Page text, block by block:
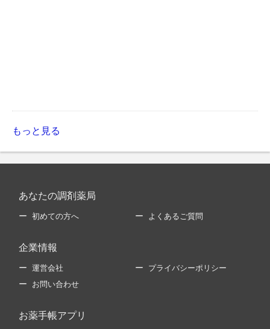
もっと見る
あなたの調剤薬局
初めての方へ よくあるご質問
企業情報
運営会社 プライバシーポリシー
お問い合わせ
お薬手帳アプリ